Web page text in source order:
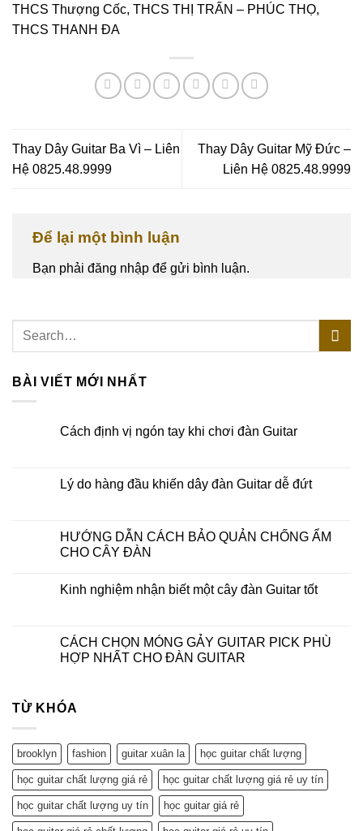
BÀI VIẾT MỚI NHẤT
Cách định vị ngón tay khi chơi đàn Guitar
Lý do hàng đầu khiến dây đàn Guitar dễ đứt
HƯỚNG DẪN CÁCH BẢO QUẢN CHỐNG ẨM
CHO CÂY ĐÀN
Kinh nghiệm nhận biết một cây đàn Guitar tốt
CÁCH CHỌN MÓNG GẢY GUITAR PICK PHÙ
HỢP NHẤT CHO ĐÀN GUITAR
TỪ KHÓA
brooklyn fashion guitar xuân la học guitar chất lượng
học guitar chất lượng giá rẻ học guitar chất lượng giá rẻ uy tín
học guitar chất lượng uy tín học guitar giá rẻ
THCS Thượng Cốc, THCS THỊ TRẤN – PHÚC THỌ,
THCS THANH ĐA
Thay Dây Guitar Ba Vì – Liên
Hệ 0825.48.9999
Thay Dây Guitar Mỹ Đức –
Liên Hệ 0825.48.9999
Để lại một bình luận
Bạn phải đăng nhập để gửi bình luận.